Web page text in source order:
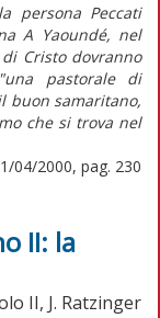
persona Peccati
A Yaoundé, nel
Cristo dovranno
pastorale di
buon samaritano,
che si trova nel
04/2000, pag. 230
II: la
II, J. Ratzinger